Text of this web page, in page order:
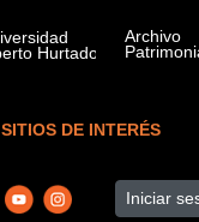
SITIOS DE INTERÉS
Iniciar